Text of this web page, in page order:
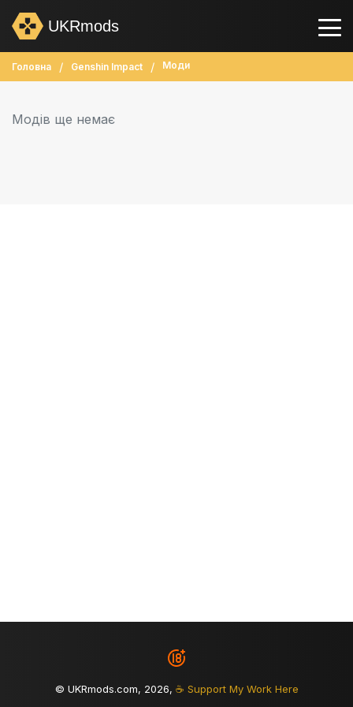
UKRmods
Головна Genshin Impact Моди
Модів ще немає
© UKRmods.com, 2026, ☕ Support My Work Here